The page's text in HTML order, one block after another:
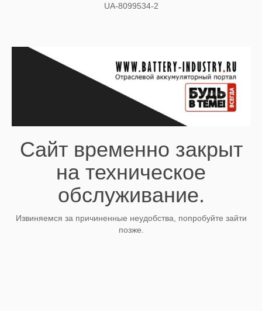
UA-8099534-2
Сайт временно закрыт
на техническое
обслуживание.
Извиняемся за причиненные неудобства, попробуйте зайти
позже.